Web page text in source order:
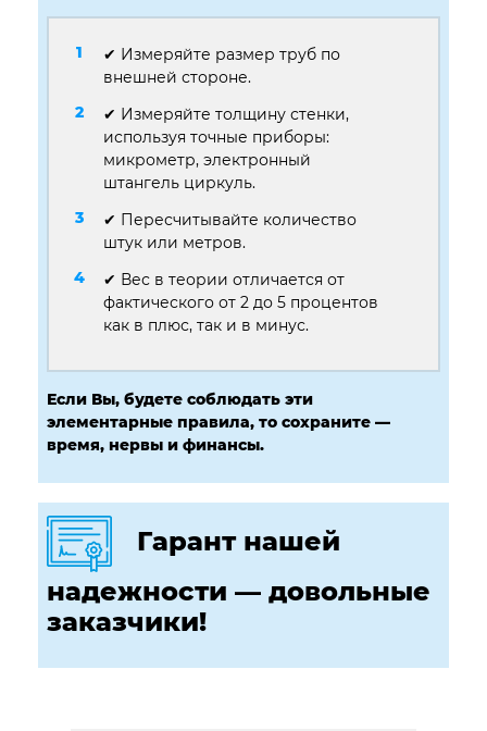
✔ Измеряйте размер труб по
внешней стороне.
✔ Измеряйте толщину стенки,
используя точные приборы:
микрометр, электронный
штангель циркуль.
✔ Пересчитывайте количество
штук или метров.
✔ Вес в теории отличается от
фактического от 2 до 5 процентов
как в плюс, так и в минус.
Если Вы, будете соблюдать эти
элементарные правила, то сохраните —
время, нервы и финансы.
Гарант нашей
надежности — довольные
заказчики!